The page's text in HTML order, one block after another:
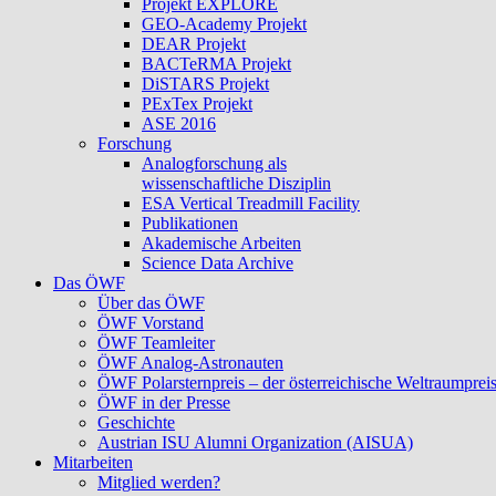
Projekt EXPLORE
GEO-Academy Projekt
DEAR Projekt
BACTeRMA Projekt
DiSTARS Projekt
PExTex Projekt
ASE 2016
Forschung
Analogforschung als
wissenschaftliche Disziplin
ESA Vertical Treadmill Facility
Publikationen
Akademische Arbeiten
Science Data Archive
Das ÖWF
Über das ÖWF
ÖWF Vorstand
ÖWF Teamleiter
ÖWF Analog-Astronauten
ÖWF Polarsternpreis – der österreichische Weltraumpreis
ÖWF in der Presse
Geschichte
Austrian ISU Alumni Organization (AISUA)
Mitarbeiten
Mitglied werden?